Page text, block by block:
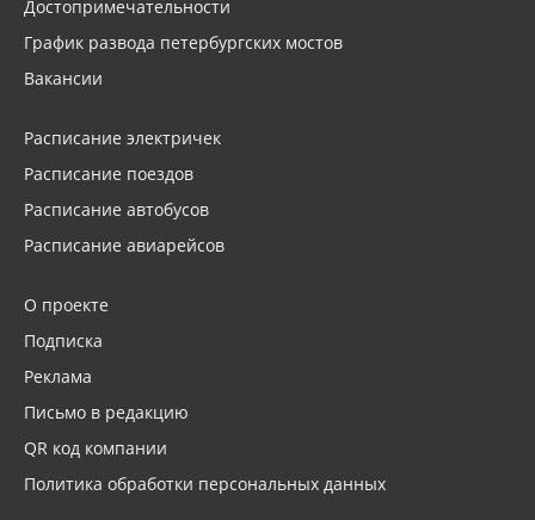
Достопримечательности
График развода петербургских мостов
Вакансии
Расписание электричек
Расписание поездов
Расписание автобусов
Расписание авиарейсов
О проекте
Подписка
Реклама
Письмо в редакцию
QR код компании
Политика обработки персональных данных